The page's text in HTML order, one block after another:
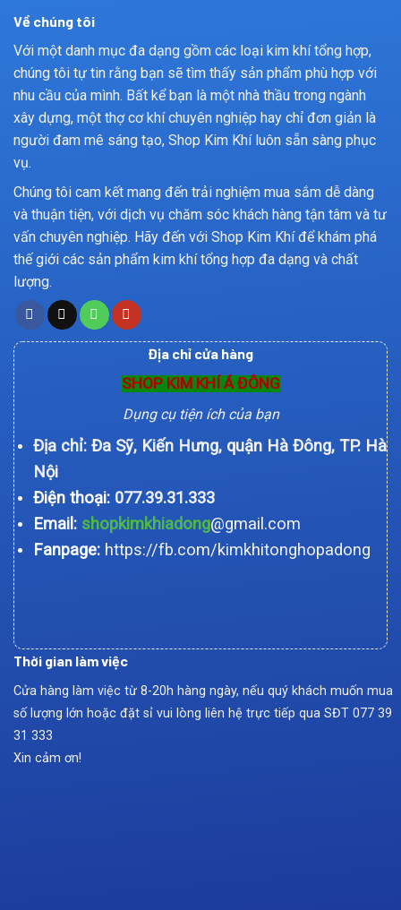
Về chúng tôi
Với một danh mục đa dạng gồm các loại kim khí tổng hợp,
chúng tôi tự tin rằng bạn sẽ tìm thấy sản phẩm phù hợp với
nhu cầu của mình. Bất kể bạn là một nhà thầu trong ngành
xây dựng, một thợ cơ khí chuyên nghiệp hay chỉ đơn giản là
người đam mê sáng tạo, Shop Kim Khí luôn sẵn sàng phục
vụ.
Chúng tôi cam kết mang đến trải nghiệm mua sắm dễ dàng
và thuận tiện, với dịch vụ chăm sóc khách hàng tận tâm và tư
vấn chuyên nghiệp. Hãy đến với Shop Kim Khí để khám phá
thế giới các sản phẩm kim khí tổng hợp đa dạng và chất
lượng.
Địa chỉ cửa hàng
SHOP KIM KHÍ Á ĐÔNG
Dụng cụ tiện ích của bạn
Địa chỉ: Đa Sỹ, Kiến Hưng, quận Hà Đông, TP. Hà
Nội
Điện thoại: 077.39.31.333
Email:shopkimkhiadong@gmail.com
Fanpage: https://fb.com/kimkhitonghopadong
Thời gian làm việc
Cửa hàng làm việc từ 8-20h hàng ngày, nếu quý khách muốn mua
số lượng lớn hoặc đặt sỉ vui lòng liên hệ trực tiếp qua SĐT 077 39
31 333
Xin cảm ơn!